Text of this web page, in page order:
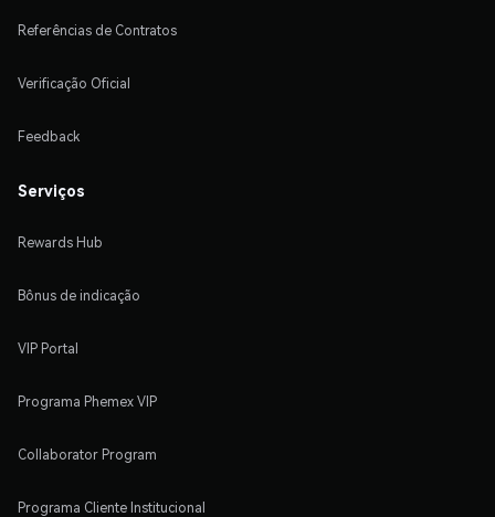
Referências de Contratos
Verificação Oficial
Feedback
Serviços
Rewards Hub
Bônus de indicação
VIP Portal
Programa Phemex VIP
Collaborator Program
Programa Cliente Institucional